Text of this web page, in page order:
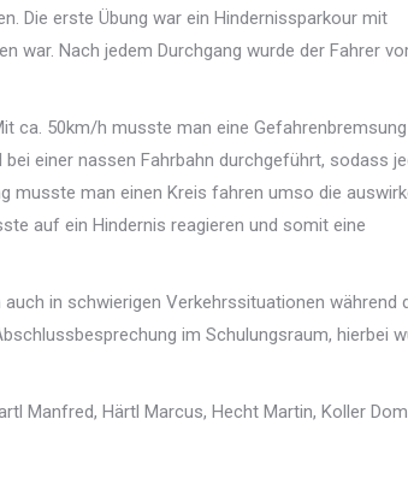
Die erste Übung war ein Hindernissparkour mit
war. Nach jedem Durchgang wurde der Fahrer
ca. 50km/h musste man eine Gefahrenbremsung
einer nassen Fahrbahn durchgeführt, sodass
musste man einen Kreis fahren umso die
auf ein Hindernis reagieren und somit eine
in schwierigen Verkehrssituationen während
im Schulungsraum, hierbei
Manfred, Härtl Marcus, Hecht Martin, Koller